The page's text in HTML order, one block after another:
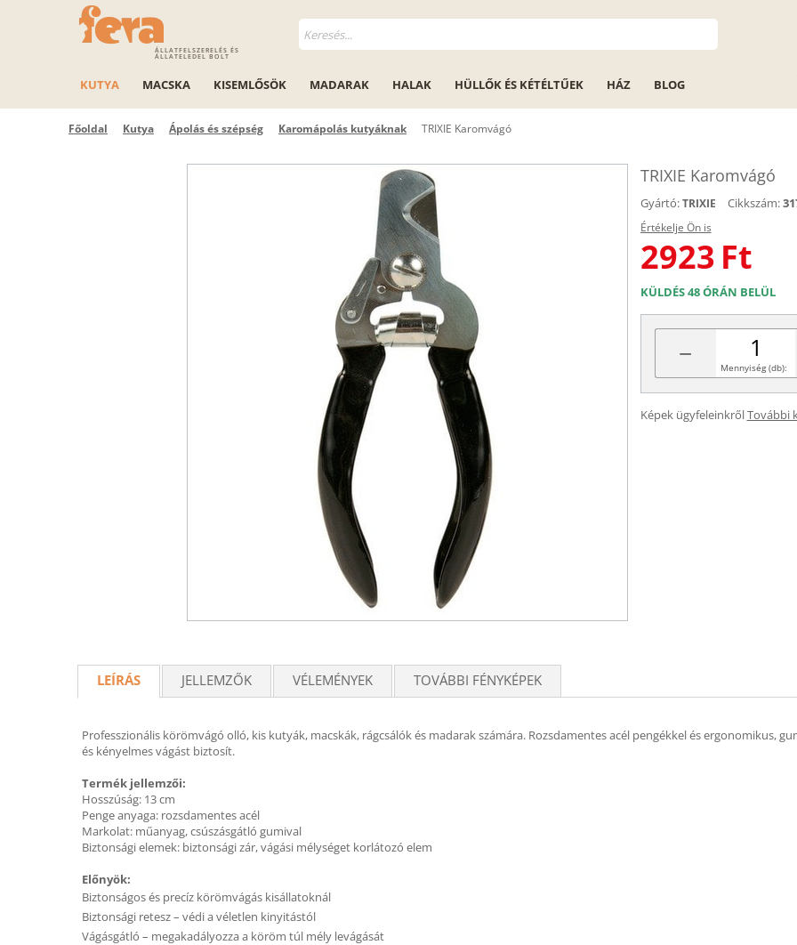
ÁLLATFELSZERELÉS ÉS
ÁLLATELEDEL BOLT
KUTYA MACSKA KISEMLŐSÖK MADARAK HALAK HÜLLŐK ÉS KÉTÉLTŰEK HÁZ BLOG
Főoldal Kutya Ápolás és szépség Karomápolás kutyáknak TRIXIE Karomvágó
TRIXIE Karomvágó
Gyártó: TRIXIE Cikkszám:
Értékelje Ön is
2923 Ft
KÜLDÉS 48 ÓRÁN BELÜL
− Mennyiség (db):
Képek ügyfeleinkrőlTovábbi
LEÍRÁS JELLEMZŐK VÉLEMÉNYEK TOVÁBBI FÉNYKÉPEK
Professzionális körömvágó olló, kis kutyák, macskák, rágcsálók és madarak számára. Rozsdamentes acél pengékkel és ergonomikus,
és kényelmes vágást biztosít.
Termék jellemzői:
Hosszúság: 13 cm
Penge anyaga: rozsdamentes acél
Markolat: műanyag, csúszásgátló gumival
Biztonsági elemek: biztonsági zár, vágási mélységet korlátozó elem
Előnyök:
Biztonságos és precíz körömvágás kisállatoknál
Biztonsági retesz – védi a véletlen kinyitástól
Vágásgátló – megakadályozza a köröm túl mély levágását